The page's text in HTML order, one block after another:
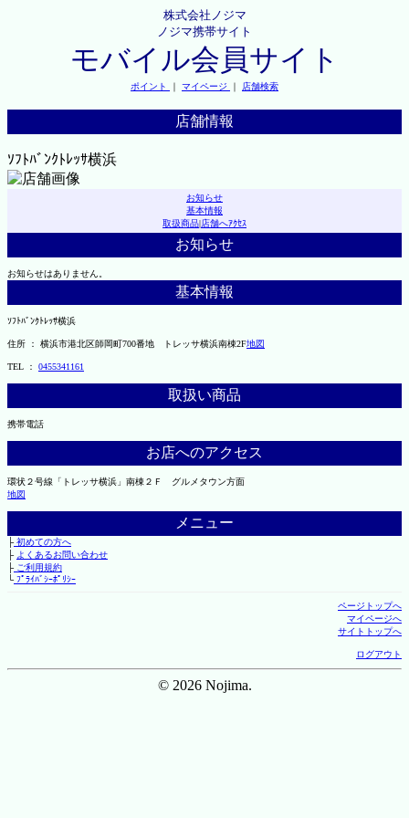
株式会社ノジマ
ノジマ携帯サイト
モバイル会員サイト
ポイント ｜ マイページ ｜ 店舗検索
店舗情報
ｿﾌﾄﾊﾞﾝｸﾄﾚｯｻ横浜
お知らせ
基本情報
取扱商品|店舗へｱｸｾｽ
お知らせ
お知らせはありません。
基本情報
ｿﾌﾄﾊﾞﾝｸﾄﾚｯｻ横浜
住所 ： 横浜市港北区師岡町700番地 トレッサ横浜南棟2F地図
TEL ： 0455341161
取扱い商品
携帯電話
お店へのアクセス
環状２号線「トレッサ横浜」南棟２Ｆ グルメタウン方面
地図
メニュー
├初めての方へ
├ よくあるお問い合わせ
├ご利用規約
└ﾌﾟﾗｲﾊﾞｼｰﾎﾟﾘｼｰ
ページトップへ
マイページへ
サイトトップへ
ログアウト
© 2026 Nojima.